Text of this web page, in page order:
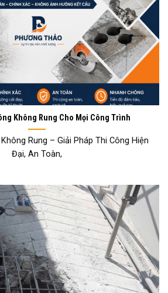
Không Rung Cho Mọi Công Trình
Rung – Giải Pháp Thi Công Hiện
Đại, An Toàn,